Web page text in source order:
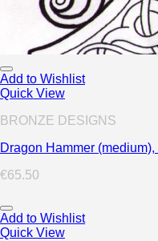
Add to Wishlist
Quick View
BRONZE DESIGNS
Dragon Hammer
€65.50
Add to Wishlist
Quick View